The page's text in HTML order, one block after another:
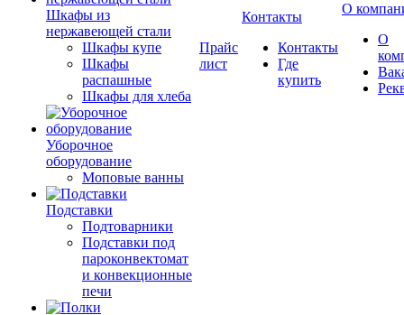
Шкафы из
нержавеющей стали
Шкафы купе
Шкафы
распашные
Шкафы для хлеба
Уборочное
оборудование
Моповые ванны
Подставки
Подтоварники
Подставки под
пароконвектомат
и конвекционные
печи
Прайс
лист
Контакты
Контакты
Где
купить
О
О